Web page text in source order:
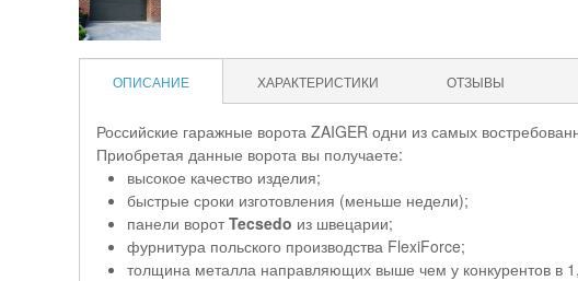
ОПИСАНИЕ ХАРАКТЕРИСТИКИ ОТЗЫВЫ
Российские гаражные ворота ZAIGER одни из самых
Приобретая данные ворота вы получаете:
высокое качество изделия;
быстрые сроки изготовления (меньше недели);
панели воротTecsedo из швецарии;
фурнитура польского производства FlexiForce;
толщина металла направляющих выше чем у конкурентов в